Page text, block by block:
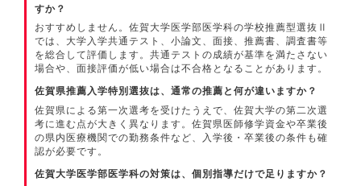
すか？
おすすめしません。佐賀大学医学部医学科の学校推薦型選抜Ⅱ
では、大学入学共通テスト、小論文、面接、推薦書、調査書等
を総合して評価します。共通テストの成績が基準を満たさない
場合や、面接評価が低い場合は不合格となることがあります。
佐賀県推薦入学特別選抜は、通常の推薦と何が違いますか？
佐賀県による第一次選考を受けたうえで、佐賀大学の第二次選
考に進む点が大きく異なります。佐賀県医師修学資金や卒業後
の県内医療機関での勤務条件など、入学後・卒業後の条件も確
認が必要です。
佐賀大学医学部医学科の対策は、個別指導だけで足りますか？